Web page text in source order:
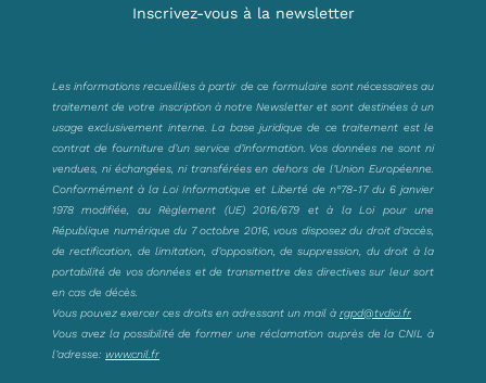
Inscrivez-vous à la newsletter
Les informations recueillies à partir de ce formulaire sont nécessaires au
traitement de votre inscription à notre Newsletter et sont destinées à un
usage exclusivement interne. La base juridique de ce traitement est le
contrat de fourniture d’un service d’information. Vos données ne sont ni
vendues, ni échangées, ni transférées en dehors de l’Union Européenne.
Conformément à la Loi Informatique et Liberté de n°78-17 du 6 janvier
1978 modifiée, au Règlement (UE) 2016/679 et à la Loi pour une
République numérique du 7 octobre 2016, vous disposez du droit d’accès,
de rectification, de limitation, d’opposition, de suppression, du droit à la
portabilité de vos données et de transmettre des directives sur leur sort
en cas de décès.
Vous pouvez exercer ces droits en adressant un mail à rgpd@tvdici.fr
Vous avez la possibilité de former une réclamation auprès de la CNIL à
l’adresse: www.cnil.fr